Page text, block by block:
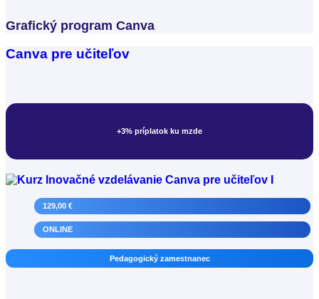
Grafický program Canva
Canva pre učiteľov
+3% príplatok ku mzde
129,00 €
ONLINE
Pedagogický zamestnanec